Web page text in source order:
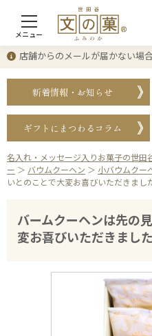
メニュー
店舗からのメールが届かない場
新着情報・お知らせ
ギフトにまつわるコラム
名入れ・メッセージ入りお菓子の世田
ー ＞ バウムクーヘン ＞ 小バウムクー
いとのことで大変お喜びいただきまし
バームクーヘンは先の
変お喜びいただきました